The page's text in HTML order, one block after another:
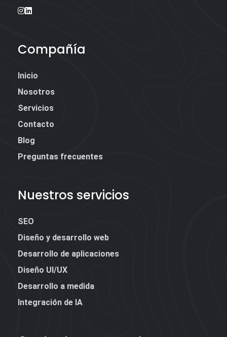
Compañía
Inicio
Nosotros
Servicios
Contacto
Blog
Preguntas frecuentes
Nuestros servicios
SEO
Diseño y desarrollo web
Desarrollo de aplicaciones
Diseño UI/UX
Desarrollo a medida
Integración de IA